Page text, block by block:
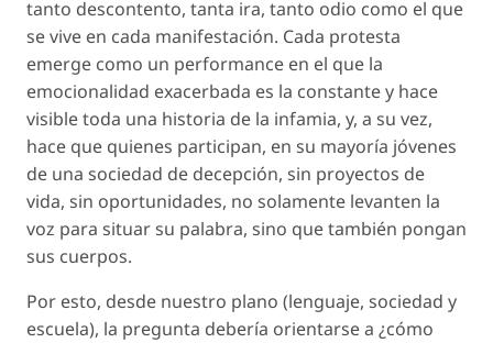
tanto descontento, tanta ira, tanto odio como el que
se vive en cada manifestación. Cada protesta
emerge como un performance en el que la
emocionalidad exacerbada es la constante y hace
visible toda una historia de la infamia, y, a su vez,
hace que quienes participan, en su mayoría jóvenes
de una sociedad de decepción, sin proyectos de
vida, sin oportunidades, no solamente levanten la
voz para situar su palabra, sino que también pongan
sus cuerpos.
Por esto, desde nuestro plano (lenguaje, sociedad y
escuela), la pregunta debería orientarse a ¿cómo